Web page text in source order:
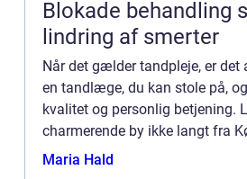
Blokade behandling
lindring af smerter
Når det gælder tandpleje, er det
en tandlæge, du kan stole på,
kvalitet og personlig betjening.
charmerende by ikke langt fra
for mange professionelle
Maria Hald